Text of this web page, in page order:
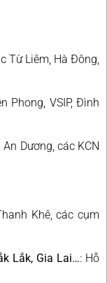
Từ Liêm, Hà Đông,
Phong, VSIP, Đình
Dương, các KCN
Khê, các cụm
Lắk, Gia Lai…: Hỗ